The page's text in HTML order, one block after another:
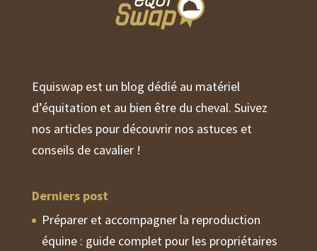
Equiswap est un blog dédié au matériel
d’équitation et au bien être du cheval. Suivez
nos articles pour découvrir nos astuces et
conseils de cavalier !
Derniers post
Préparer et accompagner la reproduction
équine : guide complet pour les propriétaires